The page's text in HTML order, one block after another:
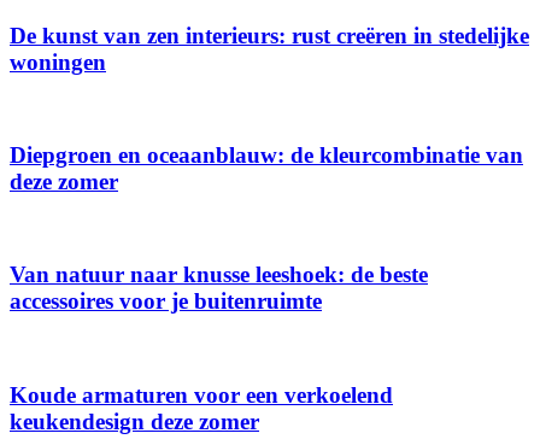
De kunst van zen interieurs: rust creëren in stedelijke
woningen
Diepgroen en oceaanblauw: de kleurcombinatie van
deze zomer
Van natuur naar knusse leeshoek: de beste
accessoires voor je buitenruimte
Koude armaturen voor een verkoelend
keukendesign deze zomer